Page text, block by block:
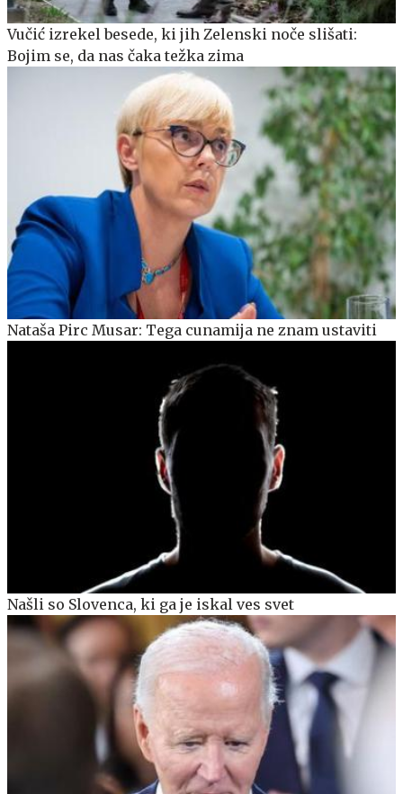
Vučić izrekel besede, ki jih Zelenski noče slišati:
Bojim se, da nas čaka težka zima
Nataša Pirc Musar: Tega cunamija ne znam ustaviti
Našli so Slovenca, ki ga je iskal ves svet